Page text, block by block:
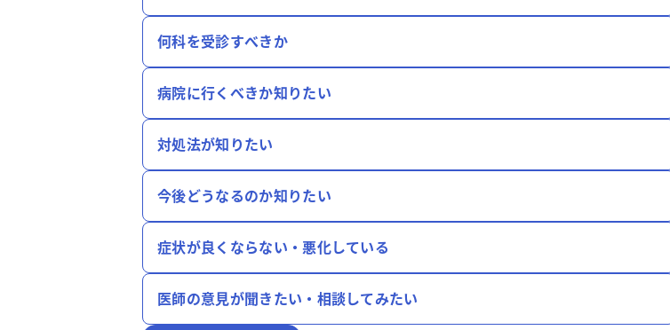
何科を受診すべきか
病院に行くべきか知りたい
対処法が知りたい
今後どうなるのか知りたい
症状が良くならない・悪化している
医師の意見が聞きたい・相談してみたい